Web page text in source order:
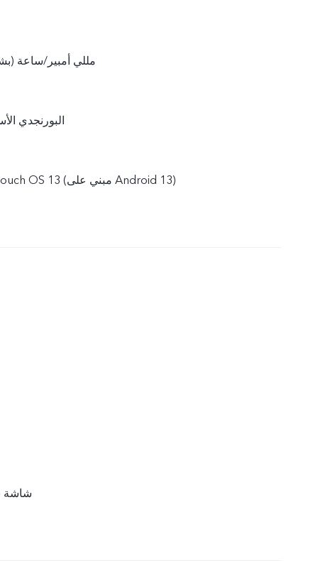
5000 مللي أمبير/
البورنجدي
نظام التشغيل Funtouch OS 13 (مبني على Android 13)
شاشة